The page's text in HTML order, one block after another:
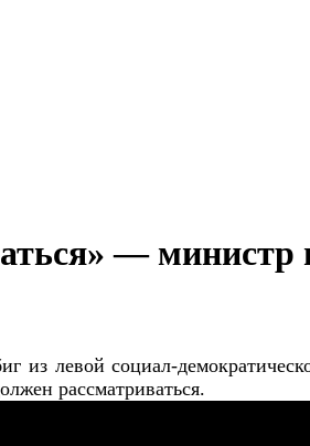
— министр
левой социал-
рассматриваться.